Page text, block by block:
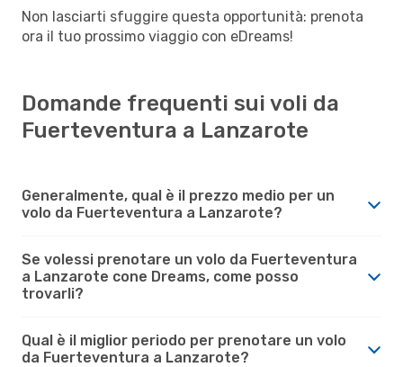
Non lasciarti sfuggire questa opportunità: prenota
ora il tuo prossimo viaggio con eDreams!
Domande frequenti sui voli da
Fuerteventura a Lanzarote
Generalmente, qual è il prezzo medio per un
volo da Fuerteventura a Lanzarote?
Se volessi prenotare un volo da Fuerteventura
a Lanzarote cone Dreams, come posso
trovarli?
Qual è il miglior periodo per prenotare un volo
da Fuerteventura a Lanzarote?